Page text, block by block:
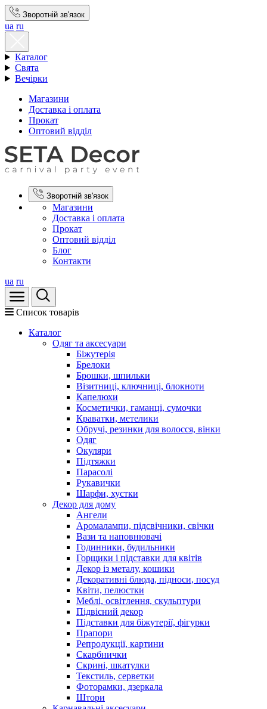
Зворотній зв'язок
ua ru
Каталог
Свята
Вечірки
Магазини
Доставка і оплата
Прокат
Оптовий відділ
Зворотній зв'язок
Магазини
Доставка і оплата
Прокат
Оптовий відділ
Блог
Контакти
ua ru
Список товарів
Каталог
Oдяг та аксесуари
Біжутерія
Брелоки
Брошки, шпильки
Візитниці, ключниці, блокноти
Капелюхи
Косметички, гаманці, сумочки
Краватки, метелики
Обручі, резинки для волосся, вінки
Одяг
Окуляри
Підтяжки
Парасолі
Рукавички
Шарфи, хустки
Декор для дому
Ангели
Аромалампи, підсвічники, свічки
Вази та наповнювачі
Годинники, будильники
Горщики і підставки для квітів
Декор із металу, кошики
Декоративні блюда, підноси, посуд
Квіти, пелюстки
Меблі, освітлення, скульптури
Підвісний декор
Підставки для біжутерії, фігурки
Прапори
Репродукції, картини
Скарбнички
Скрині, шкатулки
Текстиль, серветки
Фоторамки, дзеркала
Штори